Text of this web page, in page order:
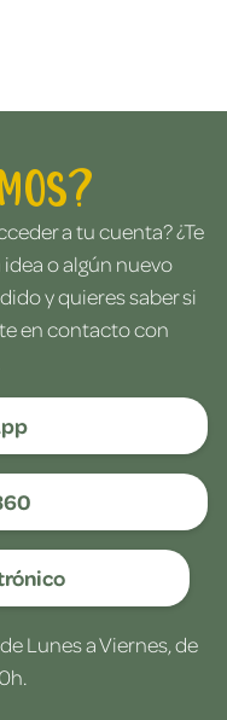
a tu cuenta? ¿Te
o algún nuevo
y quieres saber si
en contacto con
Lunes a Viernes, de